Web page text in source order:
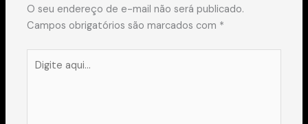
O seu endereço de e-mail não será publicado.
Campos obrigatórios são marcados com *
aqui...